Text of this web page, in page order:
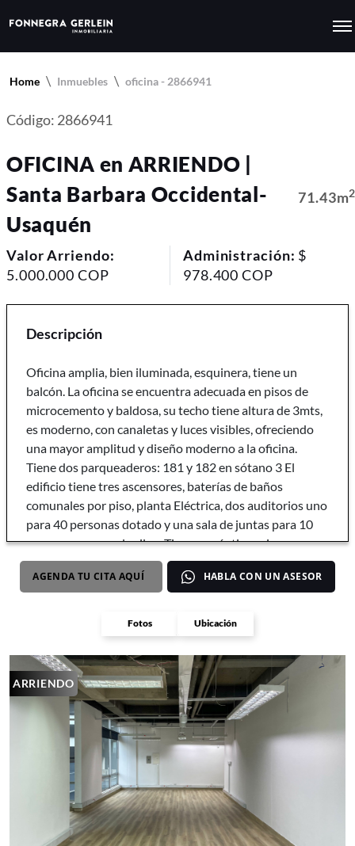
Home Inmuebles oficina - 2866941
Fotos Ubicación
ARRIENDO
Código: 2866941
OFICINA en ARRIENDO |
Santa Barbara Occidental-
Usaquén
71.43m
Valor Arriendo:
5.000.000 COP
Administración: $
978.400 COP
Descripción
Oficina amplia, bien iluminada, esquinera, tiene un
balcón. La oficina se encuentra adecuada en pisos de
microcemento y baldosa, su techo tiene altura de 3mts,
es moderno, con canaletas y luces visibles, ofreciendo
una mayor amplitud y diseño moderno a la oficina.
Tiene dos parqueaderos: 181 y 182 en sótano 3 El
edificio tiene tres ascensores, baterías de baños
comunales por piso, planta Eléctrica, dos auditorios uno
para 40 personas dotado y una sala de juntas para 10
personas que se alquilan. Tiene en séptimo piso una
zona para calentar los alimentos con microondas para
los empleados del edificio. Sistema de aguas lluvias.
Parking. Parqueadero de bicicletas.
AGENDA TU CITA AQUÍ HABLA CON UN ASESOR